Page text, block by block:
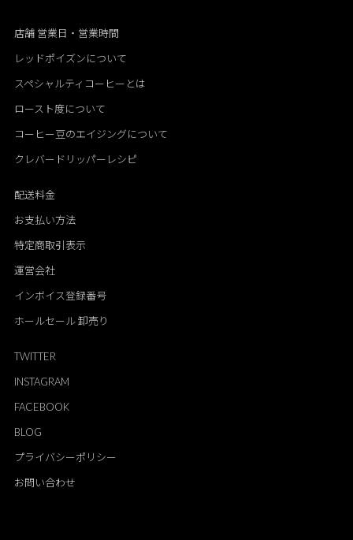
店舗 営業日・営業時間
レッドポイズンについて
スペシャルティコーヒーとは
ロースト度について
コーヒー豆のエイジングについて
クレバードリッパーレシピ
配送料金
お支払い方法
特定商取引表示
運営会社
インボイス登録番号
ホールセール 卸売り
TWITTER
INSTAGRAM
FACEBOOK
BLOG
プライバシーポリシー
お問い合わせ